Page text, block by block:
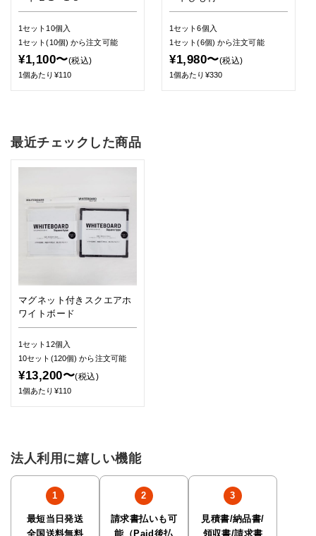
1セット10個入
1セット(10個)から注文可能
¥1,100〜(税込)
1個あたり¥110
1セット6個入
1セット(6個) から注文可能
¥1,980〜(税込)
1個あたり¥330
最近チェックした商品
マグネット付きスクエアホ
ワイトボード
1セット12個入
10セット(120個)から注文可能
¥13,200〜(税込)
1個あたり¥110
法人利用に嬉しい機能
最短当日発送
全国送料無料
請求書払いも可
能（Paid後払
見積書/納品書/
領収書/請求書